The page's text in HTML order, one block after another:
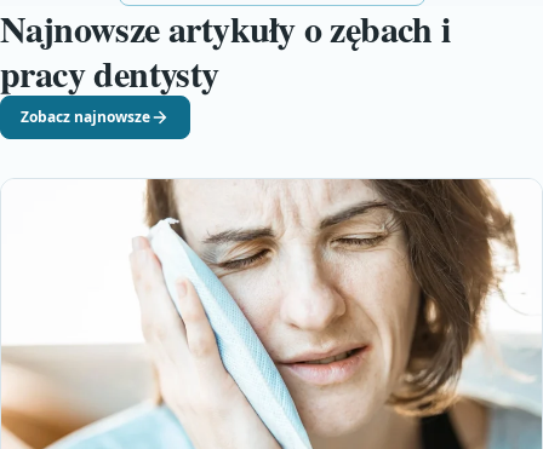
Najnowsze artykuły o zębach i
pracy dentysty
Zobacz najnowsze